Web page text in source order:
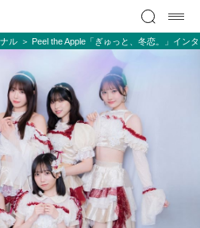
ル Peel the Apple「ぎゅっと、冬恋。」イ